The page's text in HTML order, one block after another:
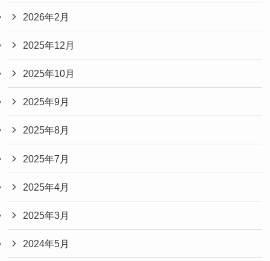
2026年2月
2025年12月
2025年10月
2025年9月
2025年8月
2025年7月
2025年4月
2025年3月
2024年5月